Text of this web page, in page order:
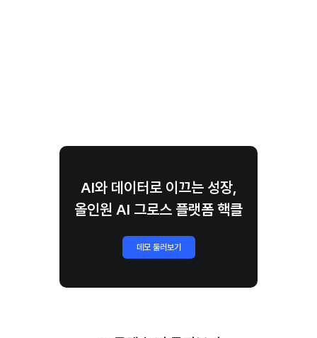
AI와 데이터로 이끄는 성장,
올인원 AI 그로스 플랫폼 핵클
데모 둘러보기